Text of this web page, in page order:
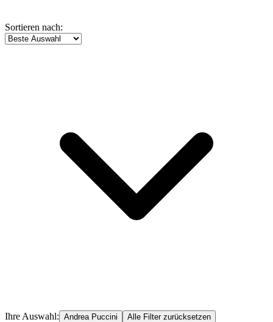
Sortieren nach:
Ihre Auswahl: Andrea Puccini Alle Filter zurücksetzen